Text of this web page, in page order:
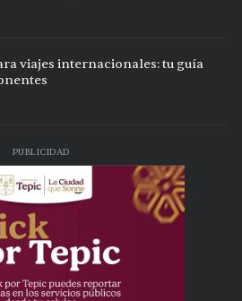
viajes internacionales: tu guía
PUBLICIDAD